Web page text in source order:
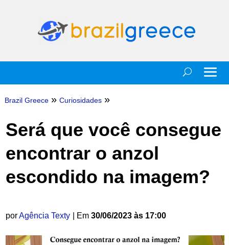
Brazil Greece » Curiosidades »
Será que você consegue
encontrar o anzol
escondido na imagem?
porAgência Texty | Em 30/06/2023 às 17:00